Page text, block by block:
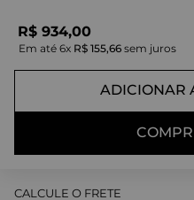
R$ 934,00
Em até 6x R$ 155,66 sem juros
ADICIONAR